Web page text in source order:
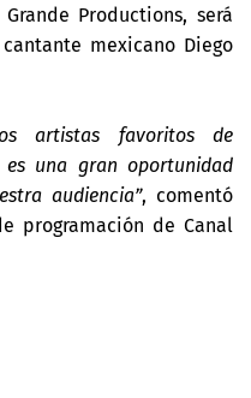
Productions, será
mexicano Diego
artistas favoritos de
es una gran oportunidad
audiencia”, comentó
programación de Canal